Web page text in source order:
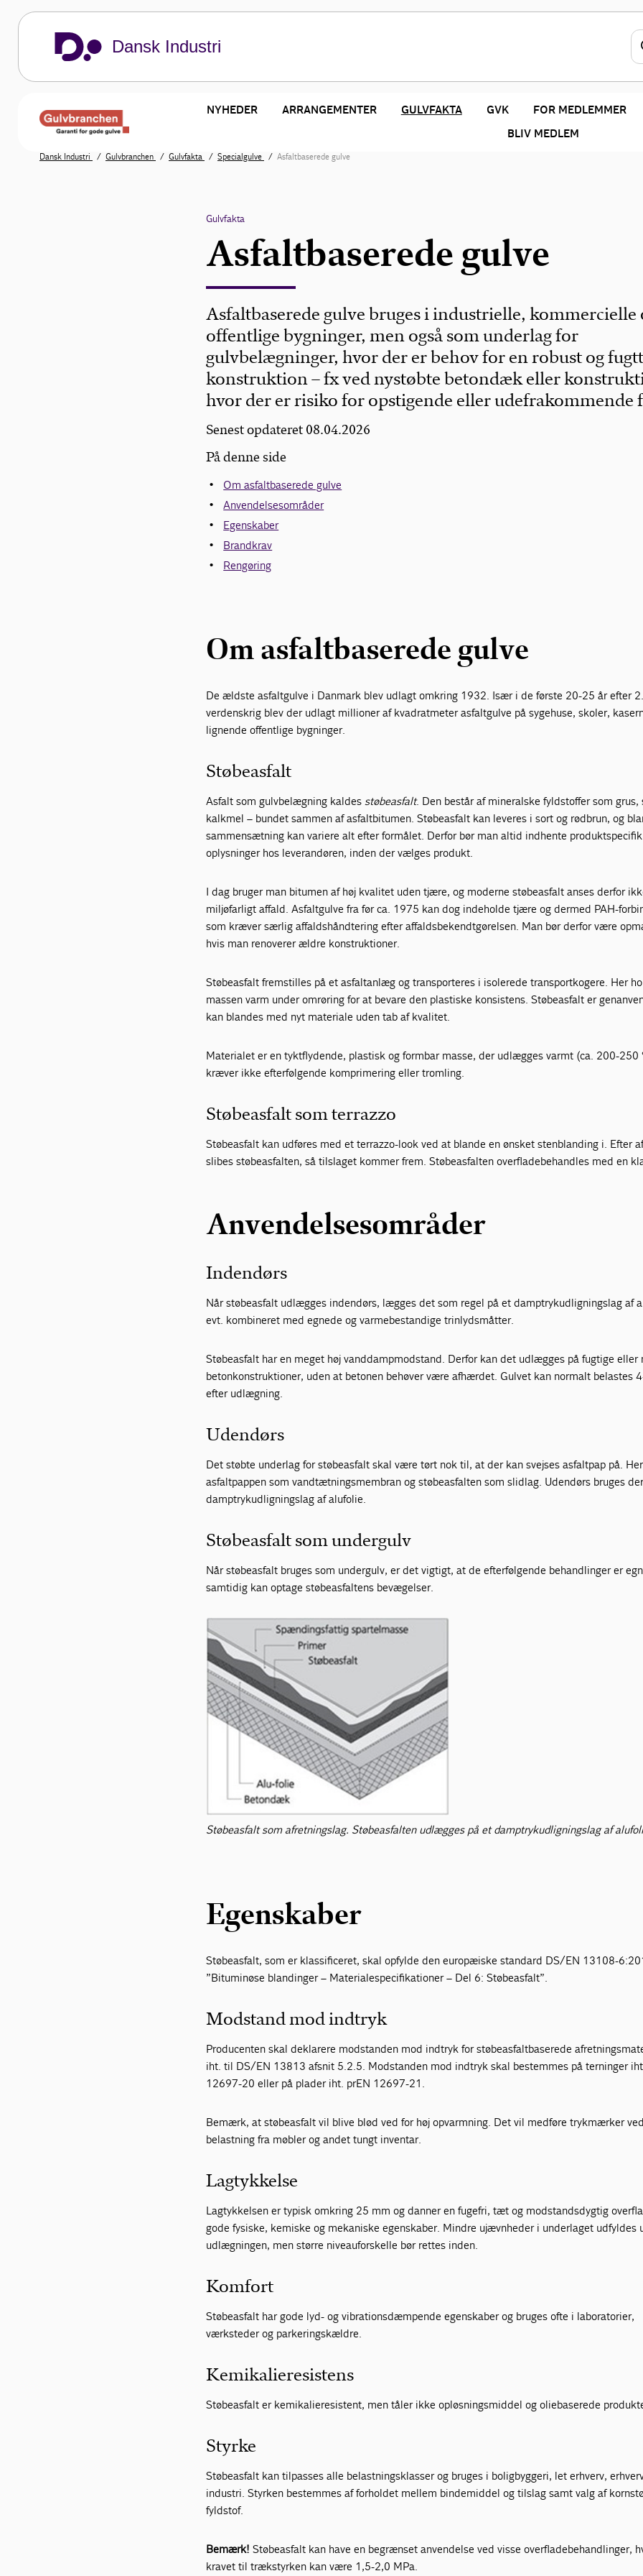
Dansk Industri
NYHEDER ARRANGEMENTER GULVFAKTA GVK
FOR MEDLEMMER
BLIV MEDLEM
Dansk Industri Gulvbranchen Gulvfakta Specialgulve Asfaltbaserede gulve
Gulvfakta
Asfaltbaserede gulve
Asfaltbaserede gulve bruges i industrielle, kommercielle
offentlige bygninger, men også som underlag for
gulvbelægninger, hvor der er behov for en robust og
konstruktion – fx ved nystøbte betondæk eller
hvor der er risiko for opstigende eller udefrakommende
Senest opdateret 08.04.2026
På denne side
Om asfaltbaserede gulve
Anvendelsesområder
Egenskaber
Brandkrav
Rengøring
Om asfaltbaserede gulve
De ældste asfaltgulve i Danmark blev udlagt omkring 1932. Især i de første 20-25 år efter
verdenskrig blev der udlagt millioner af kvadratmeter asfaltgulve på sygehuse, skoler,
lignende offentlige bygninger.
Støbeasfalt
Asfalt som gulvbelægning kaldesstøbeasfalt. Den består af mineralske fyldstoffer som grus,
kalkmel – bundet sammen af asfaltbitumen. Støbeasfalt kan leveres i sort og rødbrun, og
sammensætning kan variere alt efter formålet. Derfor bør man altid indhente
oplysninger hos leverandøren, inden der vælges produkt.
I dag bruger man bitumen af høj kvalitet uden tjære, og moderne støbeasfalt anses derfor
miljøfarligt affald. Asfaltgulve fra før ca. 1975 kan dog indeholde tjære og dermed PAH-
som kræver særlig affaldshåndtering efter affaldsbekendtgørelsen. Man bør derfor være
hvis man renoverer ældre konstruktioner.
Støbeasfalt fremstilles på et asfaltanlæg og transporteres i isolerede transportkogere. Her
massen varm under omrøring for at bevare den plastiske konsistens. Støbeasfalt er
kan blandes med nyt materiale uden tab af kvalitet.
Materialet er en tyktflydende, plastisk og formbar masse, der udlægges varmt (ca. 200-250
kræver ikke efterfølgende komprimering eller tromling.
Støbeasfalt som terrazzo
Støbeasfalt kan udføres med et terrazzo-look ved at blande en ønsket stenblanding i. Efter
slibes støbeasfalten, så tilslaget kommer frem. Støbeasfalten overfladebehandles med en
Anvendelsesområder
Indendørs
Når støbeasfalt udlægges indendørs, lægges det som regel på et damptrykudligningslag af
evt. kombineret med egnede og varmebestandige trinlydsmåtter.
Støbeasfalt har en meget høj vanddampmodstand. Derfor kan det udlægges på fugtige eller
betonkonstruktioner, uden at betonen behøver være afhærdet. Gulvet kan normalt belastes
efter udlægning.
Udendørs
Det støbte underlag for støbeasfalt skal være tørt nok til, at der kan svejses asfaltpap på.
asfaltpappen som vandtætningsmembran og støbeasfalten som slidlag. Udendørs bruges
damptrykudligningslag af alufolie.
Støbeasfalt som undergulv
Når støbeasfalt bruges som undergulv, er det vigtigt, at de efterfølgende behandlinger er
samtidig kan optage støbeasfaltens bevægelser.
Støbeasfalt som afretningslag. Støbeasfalten udlægges på et damptrykudligningslag af
Egenskaber
Støbeasfalt, som er klassificeret, skal opfylde den europæiske standard DS/EN 13108-
”Bituminøse blandinger – Materialespecifikationer – Del 6: Støbeasfalt”.
Modstand mod indtryk
Producenten skal deklarere modstanden mod indtryk for støbeasfaltbaserede
iht. til DS/EN 13813 afsnit 5.2.5. Modstanden mod indtryk skal bestemmes på terninger
12697-20 eller på plader iht. prEN 12697-21.
Bemærk, at støbeasfalt vil blive blød ved for høj opvarmning. Det vil medføre trykmærker
belastning fra møbler og andet tungt inventar.
Lagtykkelse
Lagtykkelsen er typisk omkring 25 mm og danner en fugefri, tæt og modstandsdygtig
gode fysiske, kemiske og mekaniske egenskaber. Mindre ujævnheder i underlaget udfyldes
udlægningen, men større niveauforskelle bør rettes inden.
Komfort
Støbeasfalt har gode lyd- og vibrationsdæmpende egenskaber og bruges ofte i laboratorier,
værksteder og parkeringskældre.
Kemikalieresistens
Støbeasfalt er kemikalieresistent, men tåler ikke opløsningsmiddel og oliebaserede
Styrke
Støbeasfalt kan tilpasses alle belastningsklasser og bruges i boligbyggeri, let erhverv,
industri. Styrken bestemmes af forholdet mellem bindemiddel og tilslag samt valg af
fyldstof.
Bemærk! Støbeasfalt kan have en begrænset anvendelse ved visse overfladebehandlinger,
kravet til trækstyrken kan være 1,5-2,0 MPa.